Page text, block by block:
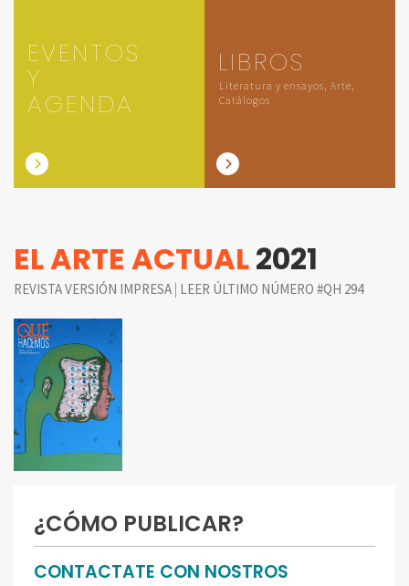
EVENTOS
Y
AGENDA
LIBROS
Literatura y ensayos, Arte,
Catálogos
EL ARTE ACTUAL2021
REVISTA VERSIÓN IMPRESA | LEER ÚLTIMO NÚMERO #QH 294
¿CÓMO PUBLICAR?
CONTACTATE CON NOSTROS